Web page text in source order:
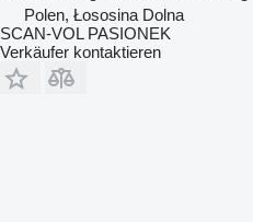
Polen, Łososina Dolna
SCAN-VOL PASIONEK
Verkäufer kontaktieren